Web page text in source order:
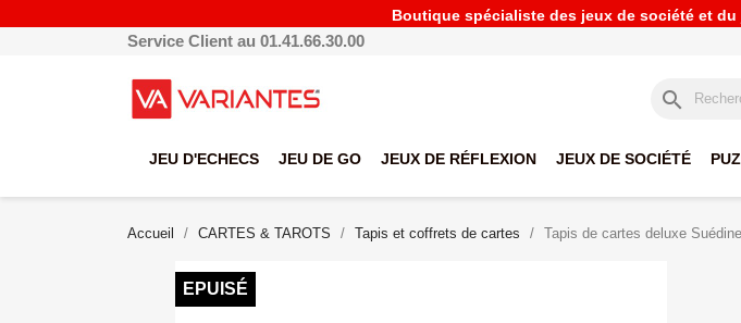
Boutique spécialiste des jeux de société et
Service Client au 01.41.66.30.00
search
JEU D'ECHECS JEU DE GO JEUX DE RÉFLEXION JEUX DE SOCIÉTÉ
Accueil CARTES & TAROTS Tapis et coffrets de cartes Tapis de cartes deluxe
EPUISÉ